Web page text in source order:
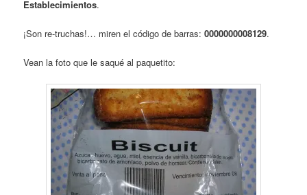
Establecimientos.
¡Son re-truchas!… miren el código de barras:0000000008129.
Vean la foto que le saqué al paquetito: